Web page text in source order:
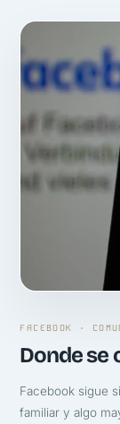
FACEBOOK ·
Donde se
Facebook sigue
familiar y algo